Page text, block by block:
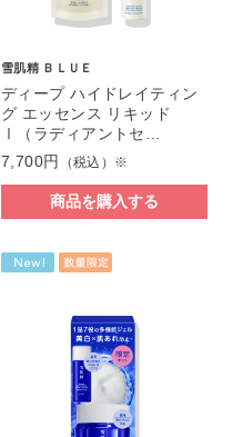
雪肌精 ＢＬＵＥ
ディープ ハイドレイティン
グ エッセンス リキッド
Ⅰ（ラディアントセ…
7,700円
（税込）※
商品を購入する